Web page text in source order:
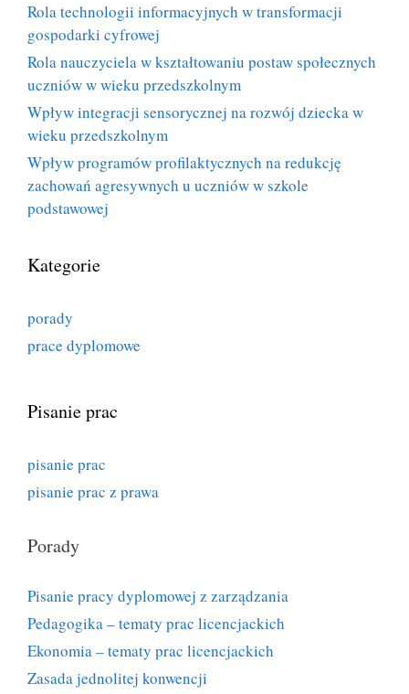
Rola technologii informacyjnych w transformacji
gospodarki cyfrowej
Rola nauczyciela w kształtowaniu postaw społecznych
uczniów w wieku przedszkolnym
Wpływ integracji sensorycznej na rozwój dziecka w
wieku przedszkolnym
Wpływ programów profilaktycznych na redukcję
zachowań agresywnych u uczniów w szkole
podstawowej
Kategorie
porady
prace dyplomowe
Pisanie prac
pisanie prac
pisanie prac z prawa
Porady
Pisanie pracy dyplomowej z zarządzania
Pedagogika – tematy prac licencjackich
Ekonomia – tematy prac licencjackich
Zasada jednolitej konwencji